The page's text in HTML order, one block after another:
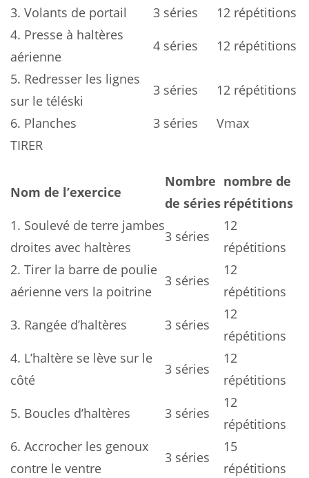
3. Volants de portail
3 séries
12 répétitions
4. Presse à haltères
aérienne
4 séries
12 répétitions
5. Redresser les lignes
sur le téléski
3 séries
12 répétitions
6. Planches
3 séries
Vmax
TIRER
Nom de l’exercice
Nombre
de séries
nombre de
répétitions
1. Soulevé de terre jambes
droites avec haltères
3 séries
12
répétitions
2. Tirer la barre de poulie
aérienne vers la poitrine
3 séries
12
répétitions
3. Rangée d’haltères
3 séries
12
répétitions
4. L’haltère se lève sur le
côté
3 séries
12
répétitions
5. Boucles d’haltères
3 séries
12
répétitions
6. Accrocher les genoux
contre le ventre
3 séries
15
répétitions